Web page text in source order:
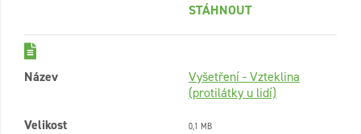
STÁHNOUT
Název
Vyšetření - Vzteklina
(protilátky u lidí)
Velikost
0,1 MB